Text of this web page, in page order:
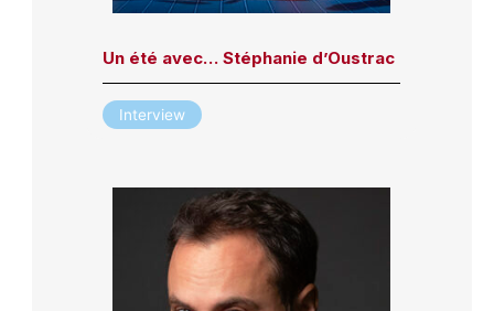
Un été avec… Stéphanie d’Oustrac
Interview